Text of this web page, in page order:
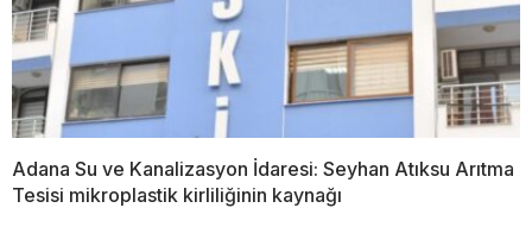
Adana Su ve Kanalizasyon İdaresi: Seyhan Atıksu Arıtma
Tesisi mikroplastik kirliliğinin kaynağı